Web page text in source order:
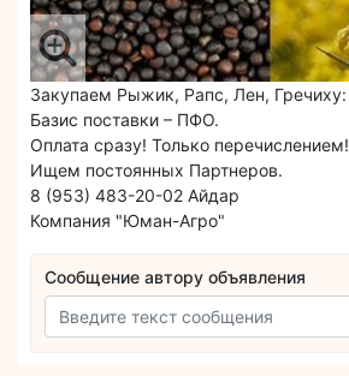
Закупаем Рыжик, Рапс, Лен, Гречиху:
Базис поставки – ПФО.
Оплата сразу! Только перечислением!
Ищем постоянных Партнеров.
8 (953) 483-20-02 Айдар
Компания "Юман-Агро"
Сообщение автору объявления